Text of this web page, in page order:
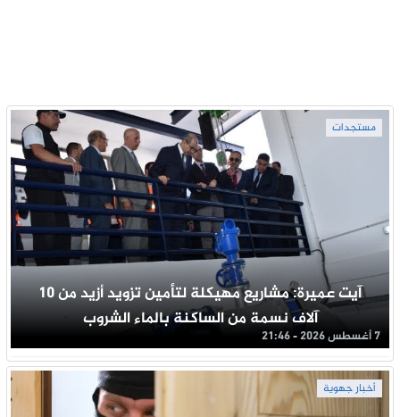
مستجدات
آيت عميرة: مشاريع مهيكلة لتأمين تزويد أزيد من 10
آلاف نسمة من الساكنة بالماء الشروب
7 أغسطس 2026 - 21:46
أخبار جهوية